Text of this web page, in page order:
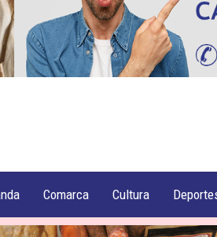
Comarca Cultura